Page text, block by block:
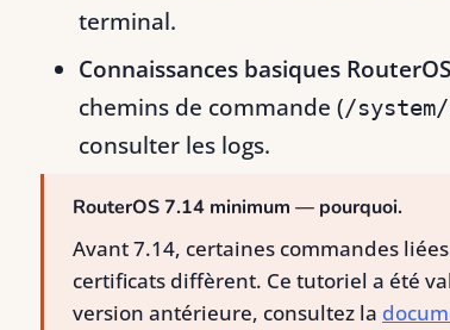
terminal.
Connaissances basiques RouterOS
chemins de commande (/
consulter les logs.
RouterOS 7.14 minimum — pourquoi.
Avant 7.14, certaines commandes
certificats diffèrent. Ce tutoriel a été
version antérieure, consultez la